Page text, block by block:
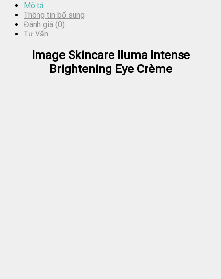
Mô tả
Thông tin bổ sung
Đánh giá (0)
Tư Vấn
Image Skincare Iluma Intense
Brightening Eye Crème